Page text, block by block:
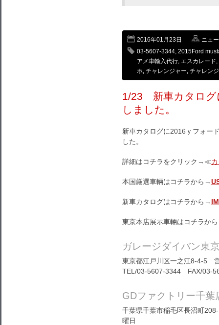
2016年01月23日
ニュ
03-5607-3344 2015Ford
アメ車輸入代行 エスカレード
ホ チャレンジャー チャレン
1/23 新車カタログ
しました。
新車カタログに2016ｙフォー
した。
詳細はコチラをクリック→≪
本国厳選車輛はコチラから→
新車カタログはコチラから→
東京本店展示車輛はコチラか
ガレージダイバン東
東京都江戸川区一之江8-4-5
TEL/03-5607-3344 FAX/03-
GDファクトリー千葉
千葉県千葉市稲毛区長沼町
曜日